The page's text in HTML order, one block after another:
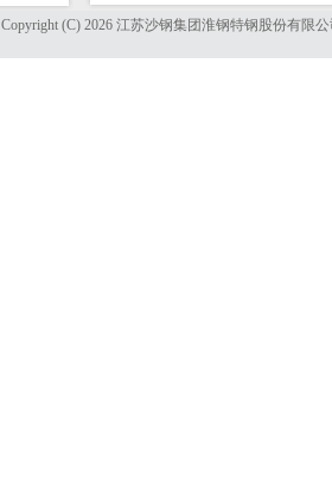
Copyright (C) 2026 江苏沙钢集团淮钢特钢股份有限